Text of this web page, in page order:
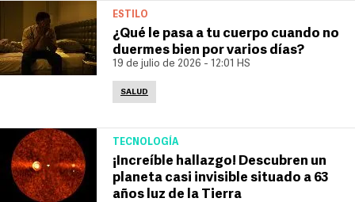
ESTILO
¿Qué le pasa a tu cuerpo cuando no
duermes bien por varios días?
19 de julio de 2026 - 12:01 HS
SALUD
TECNOLOGÍA
¡Increíble hallazgo! Descubren un
planeta casi invisible situado a 63
años luz de la Tierra